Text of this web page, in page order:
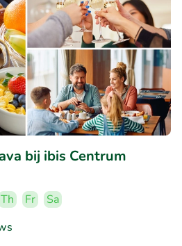
bij ibis Centrum
Th Fr
Sa